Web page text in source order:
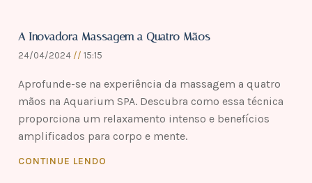
A Inovadora Massagem a Quatro Mãos
24/04/2024 15:15
Aprofunde-se na experiência da massagem a quatro
mãos na Aquarium SPA. Descubra como essa técnica
proporciona um relaxamento intenso e benefícios
amplificados para corpo e mente.
CONTINUE LENDO